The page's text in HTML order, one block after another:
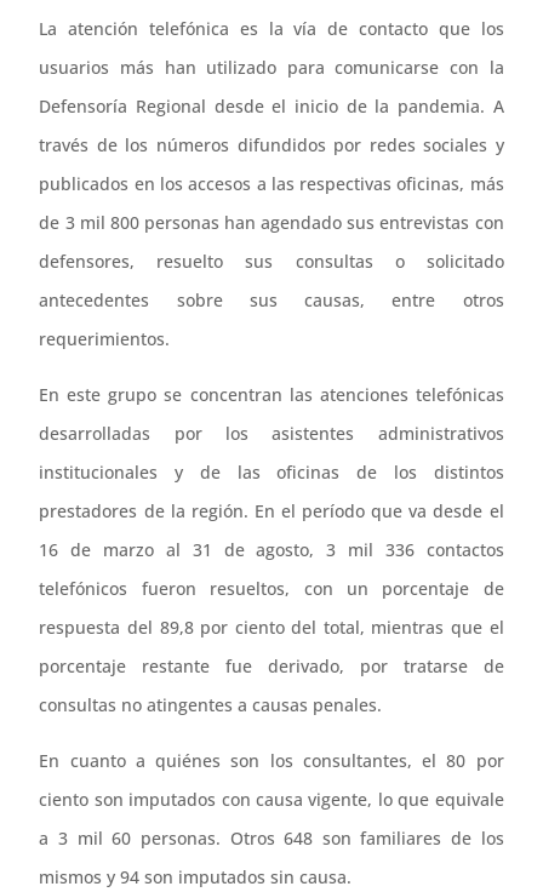
La atención telefónica es la vía de contacto que los
usuarios más han utilizado para comunicarse con la
Defensoría Regional desde el inicio de la pandemia. A
través de los números difundidos por redes sociales y
publicados en los accesos a las respectivas oficinas, más
de 3 mil 800 personas han agendado sus entrevistas con
defensores, resuelto sus consultas o solicitado
antecedentes sobre sus causas, entre otros
requerimientos.
En este grupo se concentran las atenciones telefónicas
desarrolladas por los asistentes administrativos
institucionales y de las oficinas de los distintos
prestadores de la región. En el período que va desde el
16 de marzo al 31 de agosto, 3 mil 336 contactos
telefónicos fueron resueltos, con un porcentaje de
respuesta del 89,8 por ciento del total, mientras que el
porcentaje restante fue derivado, por tratarse de
consultas no atingentes a causas penales.
En cuanto a quiénes son los consultantes, el 80 por
ciento son imputados con causa vigente, lo que equivale
a 3 mil 60 personas. Otros 648 son familiares de los
mismos y 94 son imputados sin causa.